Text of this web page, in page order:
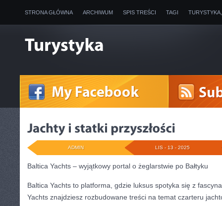
STRONA GŁÓWNA ARCHIWUM SPIS TREŚCI TAGI
LIS - 13 - 2025
ADMIN
Baltica Yachts – wyjątkowy portal o żeglarstwie po Bałtyku
Baltica Yachts to platforma, gdzie luksus spotyka się z
Yachts znajdziesz rozbudowane treści na temat czarteru